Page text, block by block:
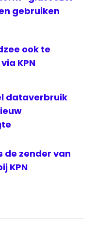
gebruiken
ook te
KPN
dataverbruik
de zender van
KPN